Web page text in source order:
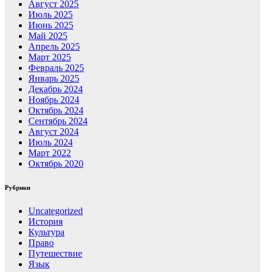
Август 2025
Июль 2025
Июнь 2025
Май 2025
Апрель 2025
Март 2025
Февраль 2025
Январь 2025
Декабрь 2024
Ноябрь 2024
Октябрь 2024
Сентябрь 2024
Август 2024
Июль 2024
Март 2022
Октябрь 2020
Рубрики
Uncategorized
История
Культура
Право
Путешествие
Язык